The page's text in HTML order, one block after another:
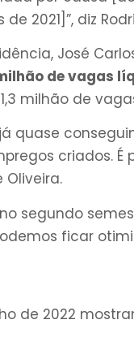
2021]”, diz
José
de vagas
milhão de
quase
criados.
Oliveira.
segundo
ficar
de 2022